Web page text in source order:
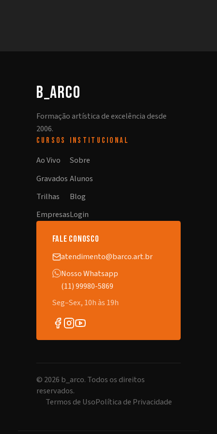
b_arco
Formação artística de excelência desde
2006.
CURSOS
Ao Vivo
Gravados
Trilhas
Empresas
INSTITUCIONAL
Sobre
Alunos
Blog
Login
fale conosco
atendimento@barco.art.br
Nosso Whatsapp
(11) 99980-5869
Seg–Sex, 10h às 19h
© 2026 b_arco. Todos os direitos
reservados.
Termos de UsoPolítica de Privacidade